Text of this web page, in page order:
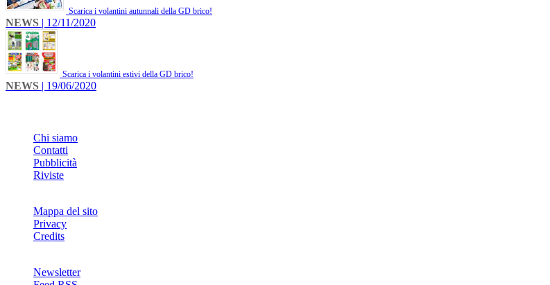
Scarica i volantini autunnali della GD brico!
NEWS | 12/11/2020
Scarica i volantini estivi della GD brico!
NEWS | 19/06/2020
Chi siamo
Contatti
Pubblicità
Riviste
Mappa del sito
Privacy
Credits
Newsletter